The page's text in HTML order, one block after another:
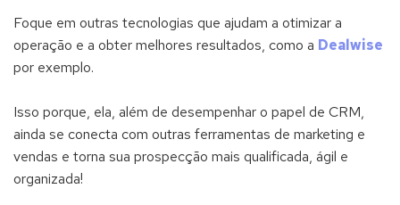
Foque em outras tecnologias que ajudam a otimizar a
operação e a obter melhores resultados, como a Dealwise
por exemplo.
Isso porque, ela, além de desempenhar o papel de CRM,
ainda se conecta com outras ferramentas de marketing e
vendas e torna sua prospecção mais qualificada, ágil e
organizada!